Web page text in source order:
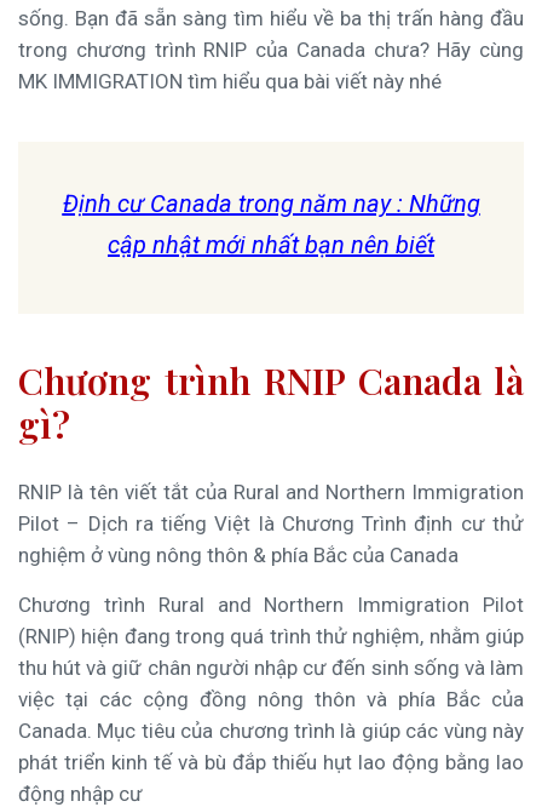
sống. Bạn đã sẵn sàng tìm hiểu về ba thị trấn hàng đầu
trong chương trình RNIP của Canada chưa? Hãy cùng
MK IMMIGRATION tìm hiểu qua bài viết này nhé
Định cư Canada trong năm nay : Những
cập nhật mới nhất bạn nên biết
Chương trình RNIP Canada là
gì?
RNIP là tên viết tắt của Rural and Northern Immigration
Pilot – Dịch ra tiếng Việt là Chương Trình định cư thử
nghiệm ở vùng nông thôn & phía Bắc của Canada
Chương trình Rural and Northern Immigration Pilot
(RNIP) hiện đang trong quá trình thử nghiệm, nhằm giúp
thu hút và giữ chân người nhập cư đến sinh sống và làm
việc tại các cộng đồng nông thôn và phía Bắc của
Canada. Mục tiêu của chương trình là giúp các vùng này
phát triển kinh tế và bù đắp thiếu hụt lao động bằng lao
động nhập cư